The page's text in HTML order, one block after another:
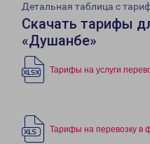
Детальная таблица с
Скачать тарифы
«Душанбе»
Тарифы на услуги
Тарифы на перевозку в